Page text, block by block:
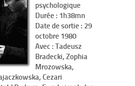
psychologique
Durée : 1h38mn
Date de sortie : 29
octobre 1980
Avec : Tadeusz
Bradecki, Zophia
Mrozowska,
Cezari